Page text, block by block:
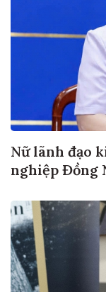
Nữ lãnh đạo
nghiệp Đồng